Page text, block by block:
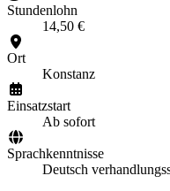
Stundenlohn
14,50 €
Ort
Konstanz
Einsatzstart
Ab sofort
Sprachkenntnisse
Deutsch